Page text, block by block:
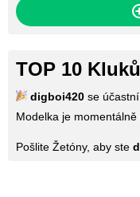
TOP 10 Kluků
digboi420 se
Modelka je momentálně
Pošlite Žetóny, aby ste